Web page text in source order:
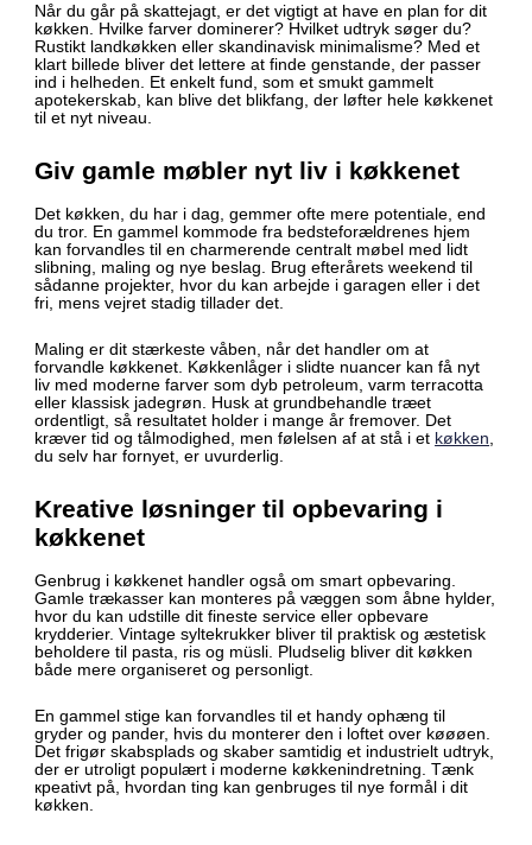
Når du går på skattejagt, er det vigtigt at have en plan for dit
køkken. Hvilke farver dominerer? Hvilket udtryk søger du?
Rustikt landkøkken eller skandinavisk minimalisme? Med et
klart billede bliver det lettere at finde genstande, der passer
ind i helheden. Et enkelt fund, som et smukt gammelt
apotekerskab, kan blive det blikfang, der løfter hele køkkenet
til et nyt niveau.
Giv gamle møbler nyt liv i køkkenet
Det køkken, du har i dag, gemmer ofte mere potentiale, end
du tror. En gammel kommode fra bedsteforældrenes hjem
kan forvandles til en charmerende centralt møbel med lidt
slibning, maling og nye beslag. Brug efterårets weekend til
sådanne projekter, hvor du kan arbejde i garagen eller i det
fri, mens vejret stadig tillader det.
Maling er dit stærkeste våben, når det handler om at
forvandle køkkenet. Køkkenlåger i slidte nuancer kan få nyt
liv med moderne farver som dyb petroleum, varm terracotta
eller klassisk jadegrøn. Husk at grundbehandle træet
ordentligt, så resultatet holder i mange år fremover. Det
kræver tid og tålmodighed, men følelsen af at stå i et køkken,
du selv har fornyet, er uvurderlig.
Kreative løsninger til opbevaring i
køkkenet
Genbrug i køkkenet handler også om smart opbevaring.
Gamle trækasser kan monteres på væggen som åbne hylder,
hvor du kan udstille dit fineste service eller opbevare
krydderier. Vintage syltekrukker bliver til praktisk og æstetisk
beholdere til pasta, ris og müsli. Pludselig bliver dit køkken
både mere organiseret og personligt.
En gammel stige kan forvandles til et handy ophæng til
gryder og pander, hvis du monterer den i loftet over køøøen.
Det frigør skabsplads og skaber samtidig et industrielt udtryk,
der er utroligt populært i moderne køkkenindretning. Tænk
креativt på, hvordan ting kan genbruges til nye formål i dit
køkken.